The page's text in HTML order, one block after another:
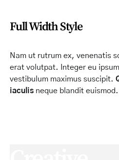
Full Width Style
Nam ut rutrum ex, venenatis
erat volutpat. Integer eu
vestibulum maximus suscipit.
iaculis neque blandit euismod.